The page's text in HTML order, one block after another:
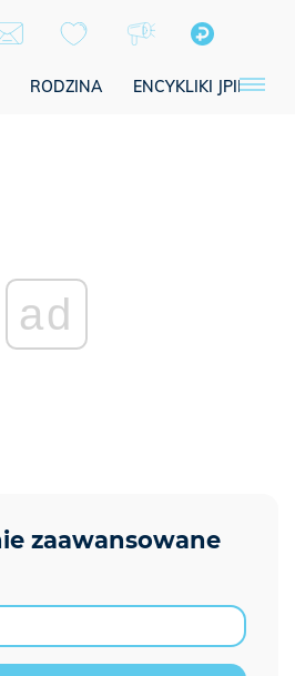
RODZINA ENCYKLIKI JPII
ad